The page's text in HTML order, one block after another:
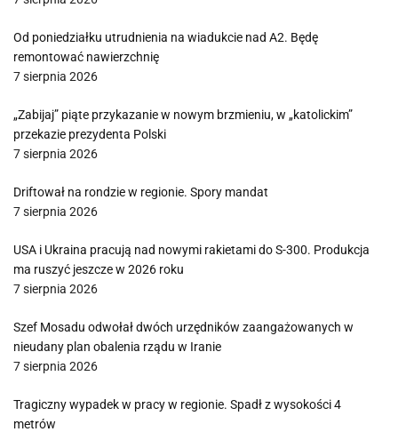
Od poniedziałku utrudnienia na wiadukcie nad A2. Będę
remontować nawierzchnię
7 sierpnia 2026
„Zabijaj” piąte przykazanie w nowym brzmieniu, w „katolickim”
przekazie prezydenta Polski
7 sierpnia 2026
Driftował na rondzie w regionie. Spory mandat
7 sierpnia 2026
USA i Ukraina pracują nad nowymi rakietami do S-300. Produkcja
ma ruszyć jeszcze w 2026 roku
7 sierpnia 2026
Szef Mosadu odwołał dwóch urzędników zaangażowanych w
nieudany plan obalenia rządu w Iranie
7 sierpnia 2026
Tragiczny wypadek w pracy w regionie. Spadł z wysokości 4
metrów